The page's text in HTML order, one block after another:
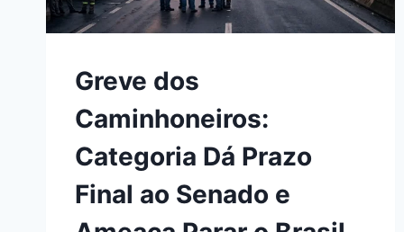
Greve dos
Caminhoneiros:
Categoria Dá Prazo
Final ao Senado e